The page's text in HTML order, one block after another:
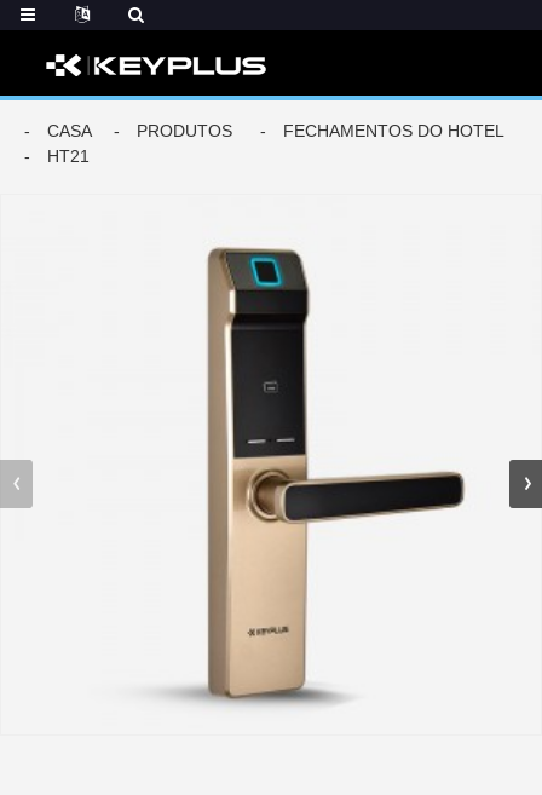
CASA PRODUTOS
FECHAMENTOS DO HOTEL
HT21